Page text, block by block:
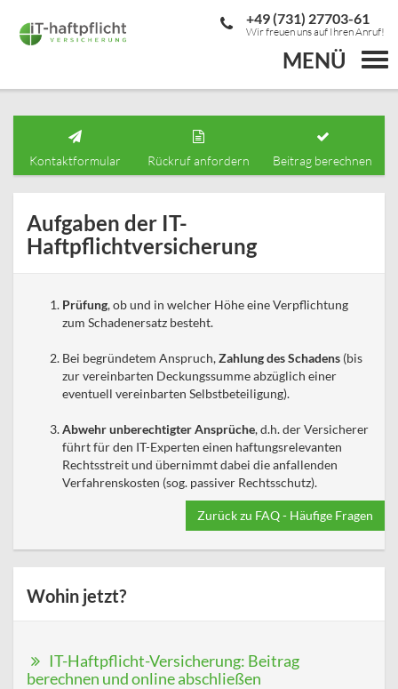
MENÜ
+49 (731) 27703-61
Wir freuen uns auf Ihren Anruf!
Kontaktformular Rückruf anfordern Beitrag berechnen
Aufgaben der IT-
Haftpflichtversicherung
Prüfung, ob und in welcher Höhe eine Verpflichtung
zum Schadenersatz besteht.
Bei begründetem Anspruch,Zahlung des Schadens (bis
zur vereinbarten Deckungssumme abzüglich einer
eventuell vereinbarten Selbstbeteiligung).
Abwehr unberechtigter Ansprüche, d.h. der Versicherer
führt für den IT-Experten einen haftungsrelevanten
Rechtsstreit und übernimmt dabei die anfallenden
Verfahrenskosten (sog. passiver Rechtsschutz).
Zurück zu FAQ - Häufige Fragen
Wohin jetzt?
IT-Haftpflicht-Versicherung: Beitrag
berechnen und online abschließen